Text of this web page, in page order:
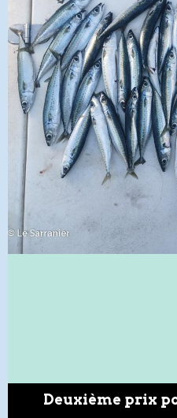
Deuxième prix